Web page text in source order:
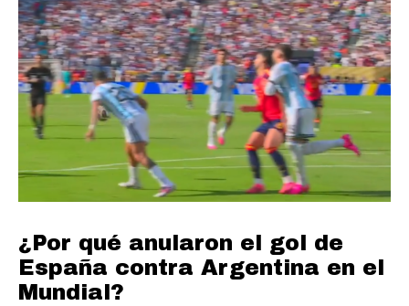
¿Por qué anularon el gol de
España contra Argentina en el
Mundial?